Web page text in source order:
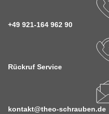
+49 921-164 962 90
Rückruf Service
kontakt@theo-schrauben.de